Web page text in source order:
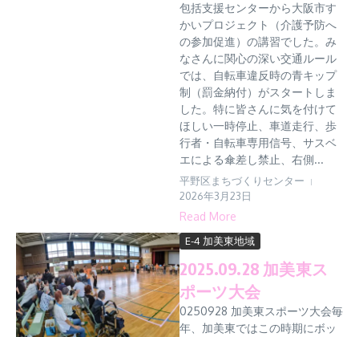
包括支援センターから大阪市す
かいプロジェクト（介護予防へ
の参加促進）の講習でした。み
なさんに関心の深い交通ルール
では、自転車違反時の青キップ
制（罰金納付）がスタートしま
した。特に皆さんに気を付けて
ほしい一時停止、車道走行、歩
行者・自転車専用信号、サスベ
エによる傘差し禁止、右側...
平野区まちづくりセンター
2026年3月23日
Read More
E-4 加美東地域
2025.09.28 加美東ス
ポーツ大会
0250928 加美東スポーツ大会毎
年、加美東ではこの時期にボッ